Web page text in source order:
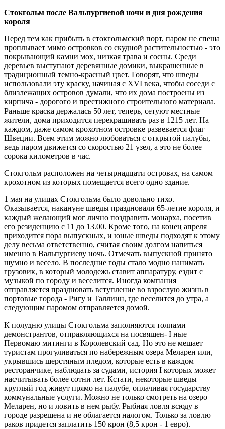
Стокгольм после Вальпургиевой ночи и дня рождения
короля
Перед тем как прибыть в стокголь­мский порт, паром не спеша
проплы­вает мимо островков со скудной рас­тительностью - это
покрывающий камни мох, низкая трава и сосны. Сре­ди
деревьев выступают деревянные домики, выкрашенные в
традицион­ный темно-красный цвет. Говорят, что шведы
использовали эту краску, начи­ная с XVI века, чтобы соседи с
близле­жащих островов думали, что их дома построены из
кирпича - дорогого и престижного строительного матери­ала.
Раньше краска держалась 50 лет, теперь, сетуют местные
жители, дома приходится перекрашивать раз в 12­15 лет. На
каждом, даже самом крохот­ном островке развевается флаг
Шве­ции. Всем этим можно любоваться с открытой палубы,
ведь паром движет­ся со скоростью 21 узел, а это не более
сорока километров в час.
Стокгольм расположен на четыр­надцати островах, на самом
крохот­ном из которых помещается всего одно здание.
1 мая на улицах Стокгольма было довольно тихо.
Оказывается, накану­не шведы праздновали 65-летие ко­роля, и
каждый желающий мог лично поздравить монарха, посетив
его ре­зиденцию с 11 до 13.00. Кроме того, на конец апреля
приходится пора вы­пускных, и юные шведы подходят к этому
делу весьма ответственно, счи­тая своим долгом напиться
именно в Вальпургиеву ночь. Отмечать выпуск­ной принято
шумно и весело. В по­следние годы стало модно нанимать
грузовик, в который молодежь ста­вит аппаратуру, ездит с
музыкой по городу и веселится. Иногда компания
отправляется праздновать вступление во взрослую жизнь в
пор­товые города - Ригу и Таллинн, где веселится до утра, а
следу­ющим паромом отправляется домой.
К полудню улицы Сток­гольма заполняются тол­пами
демонстрантов, отправляющихся на посвящен- I ные
Первомаю митинги в Ко­ролевский сад. Но это не мешает
туристам прогули­ваться по набережным озера Меларен или,
укрывшись шерстяным пледом, которые есть в каждом
ресторанчи­ке, наблюдать за судами, история I которых может
насчитывать бо­лее сотни лет. Кстати, некоторые шведы
круглый год живут пря­мо на палубе, оплачивая государ­ству
коммунальные услуги. Можно не только смотреть на озеро
Меларен, но и ловить в нем рыбу. Рыбная ловля всюду в
городе разрешена и не обла­гается налогом. Только за ловлю
раков придется заплатить 150 крон (8,5 крон - 1 евро).